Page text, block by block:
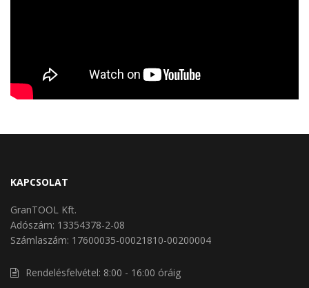
KAPCSOLAT
GranTOOL Kft.
Adószám: 13354378-2-08
Számlaszám: 17600035-00021810-00200004
Rendelésfelvétel: 8:00 - 16:00 óráig